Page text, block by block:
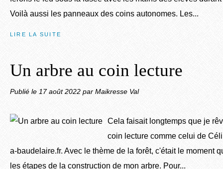
Voilà aussi les panneaux des coins autonomes. Les...
LIRE LA SUITE
Un arbre au coin lecture
Publié le 17 août 2022 par Maikresse Val
Cela faisait longtemps que je
coin lecture comme celui de
a-baudelaire.fr. Avec le thème de la forêt, c'était le moment
les étapes de la construction de mon arbre. Pour...